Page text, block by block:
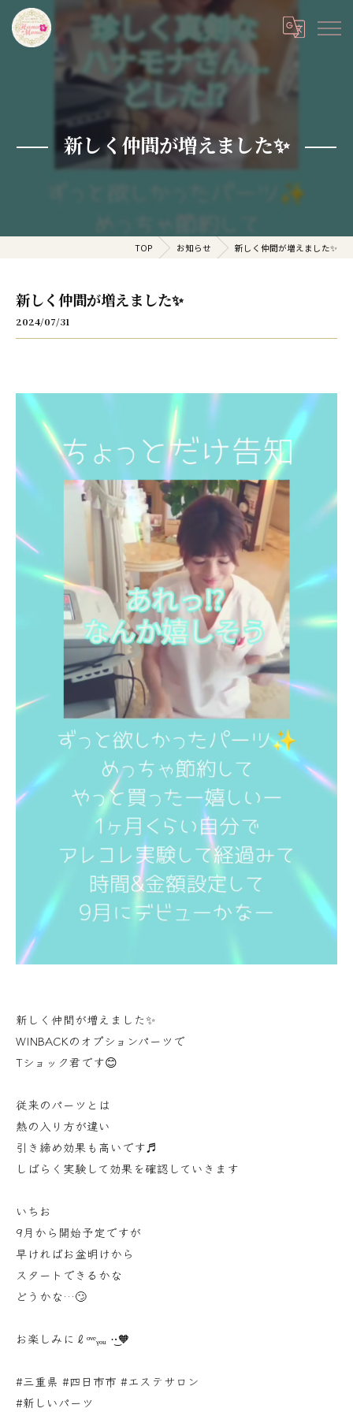
新しく仲間が増えました✨
TOP お知らせ 新しく仲間が増えました✨
新しく仲間が増えました✨
2024/07/31
新しく仲間が増えました✨
WINBACKのオプションパーツで
Tショック君です😊
従来のパーツとは
熱の入り方が違い
引き締め効果も高いです♬
しばらく実験して効果を確認していきます
いちお
9月から開始予定ですが
早ければお盆明けから
スタートできるかな
どうかな…🙄
お楽しみにℓᵒᵛᵉᵧₒᵤ ·͜·🧡
#三重県 #四日市市 #エステサロン
#新しいパーツ